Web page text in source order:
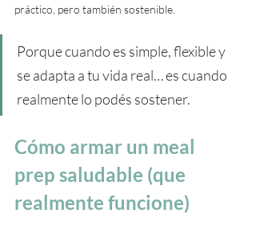
práctico, pero también sostenible.
Porque cuando es simple, flexible y
se adapta a tu vida real… es cuando
realmente lo podés sostener.
Cómo armar un meal
prep saludable (que
realmente funcione)